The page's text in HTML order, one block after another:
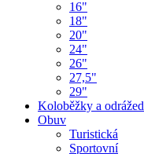
16"
18"
20"
24"
26"
27,5"
29"
Koloběžky a
Obuv
Turistická
Sportovní